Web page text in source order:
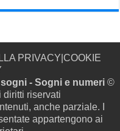
PRIVACY COOKIE
- Sogni e numeri ©
diritti riservati
anche parziale. I
appartengono ai